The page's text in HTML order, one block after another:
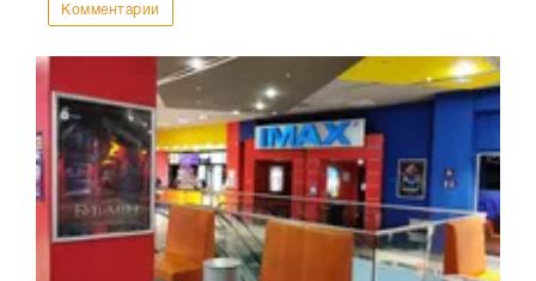
Комментарии